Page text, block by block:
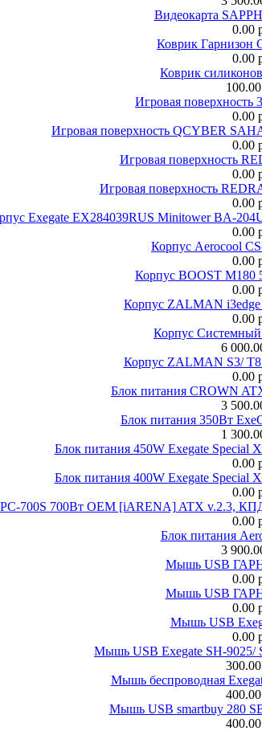
Видеокарта
0.00
Коврик Гарнизон
0.00
Коврик
Игровая поверхность
0.00
Игровая поверхность QCYBER
0.00
Игровая поверхность
0.00
Игровая поверхность
0.00
Exegate EX284039RUS Minitower BA-
0.00
Корпус Aerocool
0.00
Корпус BOOST M180
0.00
Корпус ZALMAN
0.00
Корпус
6
Корпус ZALMAN S3/
0.00
Блок питания CROWN
3
Блок питания 350Вт
1
Блок питания 450W Exegate Special
0.00
Блок питания 400W Exegate Special
0.00
700S 700Вт OEM [iARENA] ATX v.2.3,
0.00
Блок питания
3
Мышь USB
0.00
Мышь USB
0.00
Мышь USB
0.00
Мышь USB Exegate SH-9025/
Мышь беспроводная
Мышь USB smartbuy 280